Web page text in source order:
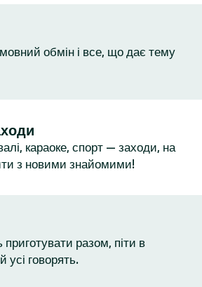
мовний обмін і все, що дає тему
караоке, спорт — заходи, на
з новими знайомими!
разом, піти в
усі говорять.